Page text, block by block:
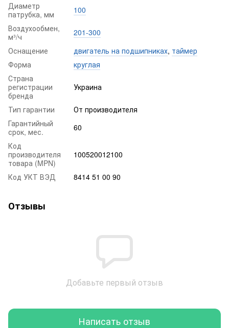
Диаметр
патрубка, мм
100
Воздухообмен,
м³/ч
201-300
Оснащение
двигатель на подшипниках, таймер
Форма
круглая
Страна
регистрации
бренда
Украина
Тип гарантии
От производителя
Гарантийный
срок, мес.
60
Код
производителя
товара (MPN)
100520012100
Код УКТ ВЭД 8414 51 00 90
Отзывы
Добавьте первый отзыв
Написать отзыв